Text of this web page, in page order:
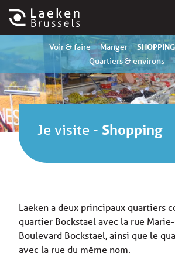
Voir & faire Manger SHOPPING
Quartiers & environs
Je visite - Shopping
Laeken a deux principaux quartiers
quartier Bockstael avec la rue
Boulevard Bockstael, ainsi que le
avec la rue du même nom.